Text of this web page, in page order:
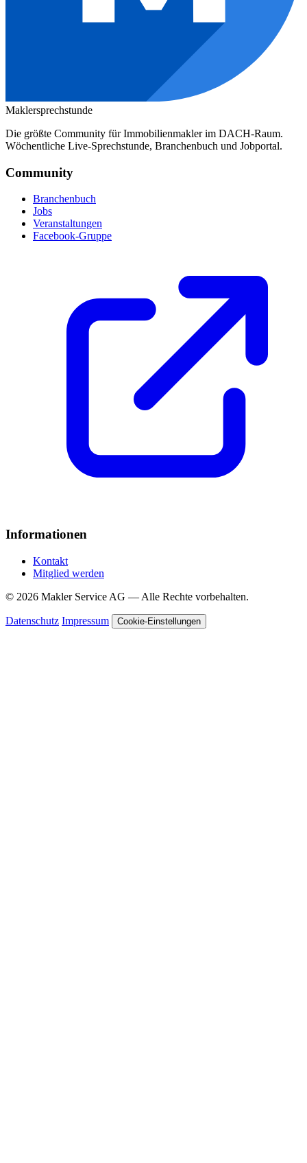
Maklersprechstunde
Die größte Community für Immobilienmakler im DACH-Raum.
Wöchentliche Live-Sprechstunde, Branchenbuch und Jobportal.
Community
Branchenbuch
Jobs
Veranstaltungen
Facebook-Gruppe
Informationen
Kontakt
Mitglied werden
© 2026 Makler Service AG — Alle Rechte vorbehalten.
Datenschutz Impressum Cookie-Einstellungen